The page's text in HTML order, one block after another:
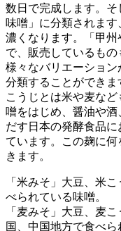
数日で完成します。
味噌」に分類されま
濃くなります。「甲
で、販売しているもの
様々なバリエーショ
分類することができま
こうじとは米や麦な
噌をはじめ、醤油や
だす日本の発酵食品
ています。この麹に
きます。
「米みそ」大豆、米
べられている味噌。
「麦みそ」大豆、麦
国、中国地方で食べら